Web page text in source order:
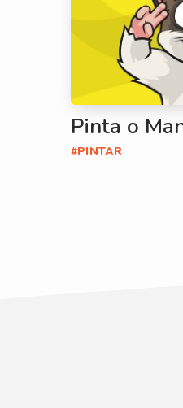
Pinta o
#PINTAR